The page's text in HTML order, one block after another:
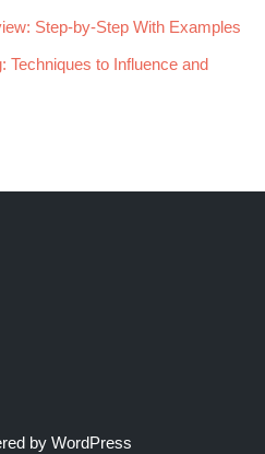
Step-by-Step With Examples
Techniques to Influence and
by WordPress